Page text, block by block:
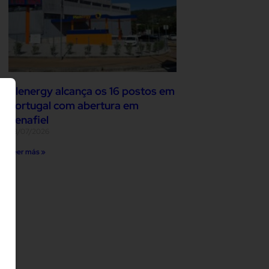
Plenergy alcança os 16 postos em
Portugal com abertura em
Penafiel
Leer más »